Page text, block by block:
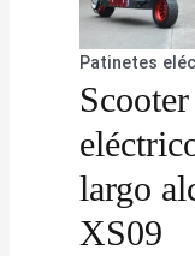
Patinetes
Scooter
largo
XS09